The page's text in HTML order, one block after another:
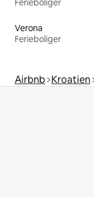
Ferieboliger
Verona
Ferieboliger
Airbnb Kroatien